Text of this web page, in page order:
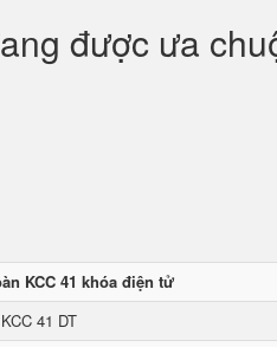
được ưa
KCC 41 khóa điện tử
KCC 41 DT